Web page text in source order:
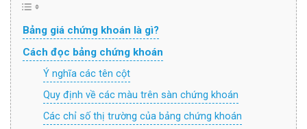
Bảng giá chứng khoán là gì?
Cách đọc bảng chứng khoán
Ý nghĩa các tên cột
Quy định về các màu trên sàn chứng khoán
Các chỉ số thị trường của bảng chứng khoán